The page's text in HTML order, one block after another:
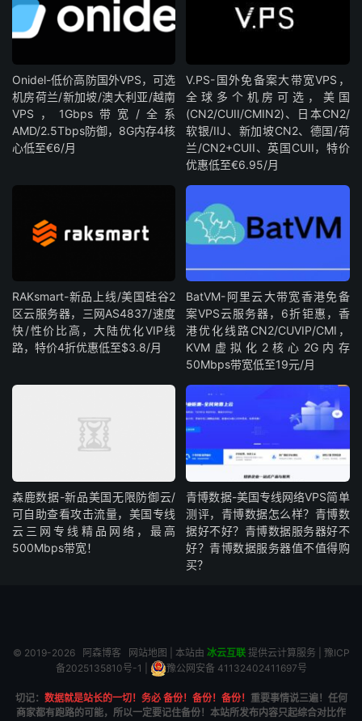
Onidel-低价高防国外VPS，可选
机房荷兰/新加坡/澳大利亚/越南
VPS，1Gbps带宽/全系
AMD/2.5Tbps防御，8G内存4核
心低至€6/月
V.PS-国外免备案大带宽VPS，
全球多个机房可选，美国
(CN2/CUII/CMIN2)、日本CN2/
软银/IIJ、新加坡CN2、德国/荷
兰/CN2+CUII、英国CUII，特价
优惠低至€6.95/月
RAKsmart-新品上线/美国硅谷2
区云服务器，三网AS4837/速度
快/性价比高，大陆优化VIP线
路，特价4折优惠低至$3.8/月
BatVM-阿里云大带宽香港免备
案VPS云服务器，6折钜惠，香
港优化线路CN2/CUVIP/CMI，
KVM虚拟化2核心2G内存
50Mbps带宽低至19元/月
森鹿数据-新品美国无限防御云/
可自助查看攻击流量，美国专线
云三网专线精品网络，最高
500Mbps带宽！
青博数据-美国专线网络VPS简单
测评，青博数据怎么样？青博数
据好不好？青博数据服务器好不
好？青博数据服务器值不值得购
买？
© 2019-2026 阿森博客 网站地图 | 本站由 冰云互联提供云计算服务 | 豫ICP
备2025135810号-1
豫公网安备 41132402411697号
切记： 数据就是站长的一切！务必 备份！备份！备份！ 重要事情说三遍！任何
商家都有跑路的可能，所以一定要记住备份！本站所发布内容只起综合对比作